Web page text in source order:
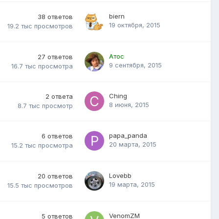
38 ответов
19.2 тыс просмотров
biern
19 октября, 2015
27 ответов
16.7 тыс просмотра
Атос
9 сентября, 2015
2 ответа
8.7 тыс просмотр
Ching
8 июня, 2015
6 ответов
15.2 тыс просмотра
papa_panda
20 марта, 2015
20 ответов
15.5 тыс просмотров
Lovebb
19 марта, 2015
5 ответов VenomZM